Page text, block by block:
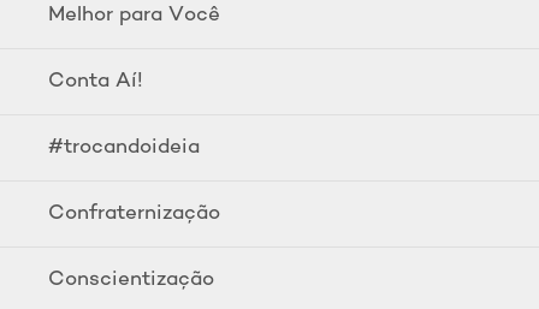
Melhor para Você
Conta Aí!
#trocandoideia
Confraternização
Conscientização